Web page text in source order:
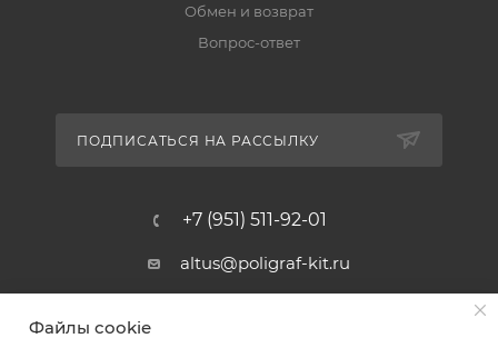
Обмен и возврат
Вопрос-ответ
ПОДПИСАТЬСЯ НА РАССЫЛКУ
+7 (951) 511-92-01
altus@poligraf-kit.ru
Ростовская обл, Аксайский р-н,
Файлы cookie